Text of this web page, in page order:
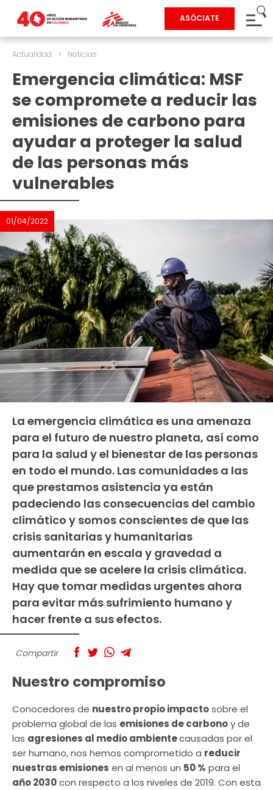
ASÓCIATE
Actualidad > Noticias
Emergencia climática: MSF
se compromete a reducir las
emisiones de carbono para
ayudar a proteger la salud
de las personas más
vulnerables
01/04/2022
La emergencia climática es una amenaza
para el futuro de nuestro planeta, así como
para la salud y el bienestar de las personas
en todo el mundo. Las comunidades a las
que prestamos asistencia ya están
padeciendo las consecuencias del cambio
climático y somos conscientes de que las
crisis sanitarias y humanitarias
aumentarán en escala y gravedad a
medida que se acelere la crisis climática.
Hay que tomar medidas urgentes ahora
para evitar más sufrimiento humano y
hacer frente a sus efectos.
Compartir
Nuestro compromiso
Conocedores de nuestro propio impactosobre el
problema global de las emisiones de carbonoy de
las agresiones al medio ambientecausadas por el
ser humano, nos hemos comprometido a reducir
nuestras emisiones en al menos un 50 % para el
año 2030con respecto a los niveles de 2019. Con esta